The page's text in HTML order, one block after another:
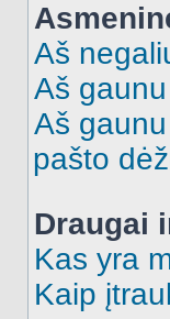
Aš
Aš
Aš
pašto
Draugai
Kas yra
Kaip